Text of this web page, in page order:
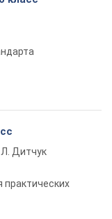
Л. Дитчук
практических